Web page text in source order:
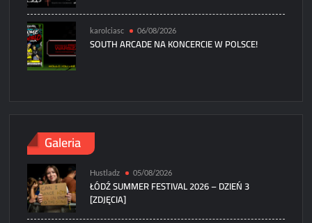
karolciasc 06/08/2026
SOUTH ARCADE NA KONCERCIE W POLSCE!
Galeria
Hustladz 05/08/2026
ŁÓDŹ SUMMER FESTIVAL 2026 – DZIEŃ 3
[ZDJĘCIA]